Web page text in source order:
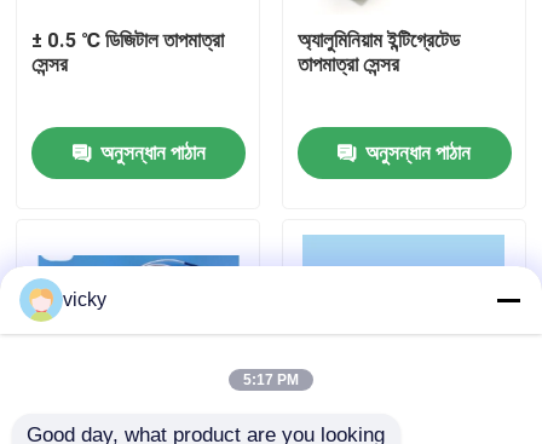
গুণগত মান নিয়ন্ত্রণ
যোগাযোগ করুন
মামলা
হাই স্পিড ডায়নামিটার
± 0.5 ℃ ডিজিটাল তাপমাত্রা
সেন্সর
অনুসন্ধান পাঠান
অ্যালুমিনিয়াম ইন্টিগ্রেটেড
তাপমাত্রা সেন্সর
অনুসন্ধান পাঠান
vicky
5:17 PM
Good day, what product are you looking